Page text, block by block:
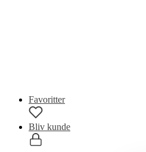
Favoritter
Bliv kunde